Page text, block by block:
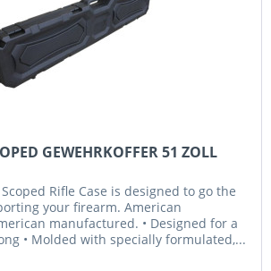
GEWEHRKOFFER 51 ZOLL
Rifle Case is designed to go the
your firearm. American
manufactured. • Designed for a
• Molded with specially formulated,...